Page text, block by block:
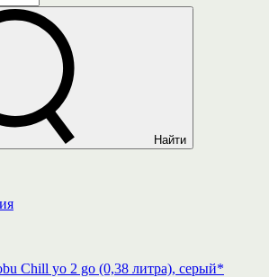
Найти
Chill yo 2 go (0,38 литра), серый*